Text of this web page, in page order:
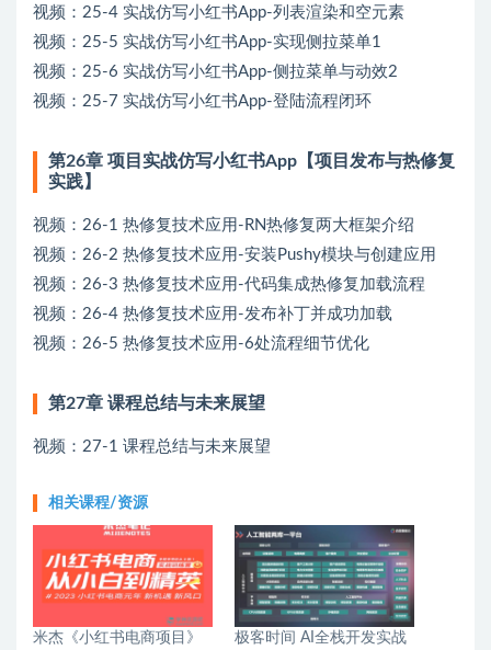
视频：25-4 实战仿写小红书App-列表渲染和空元素
视频：25-5 实战仿写小红书App-实现侧拉菜单1
视频：25-6 实战仿写小红书App-侧拉菜单与动效2
视频：25-7 实战仿写小红书App-登陆流程闭环
第26章 项目实战仿写小红书App【项目发布与热修复
实践】
视频：26-1 热修复技术应用-RN热修复两大框架介绍
视频：26-2 热修复技术应用-安装Pushy模块与创建应用
视频：26-3 热修复技术应用-代码集成热修复加载流程
视频：26-4 热修复技术应用-发布补丁并成功加载
视频：26-5 热修复技术应用-6处流程细节优化
第27章 课程总结与未来展望
视频：27-1 课程总结与未来展望
相关课程/资源
米杰《小红书电商项目》
极客时间 AI全栈开发实战